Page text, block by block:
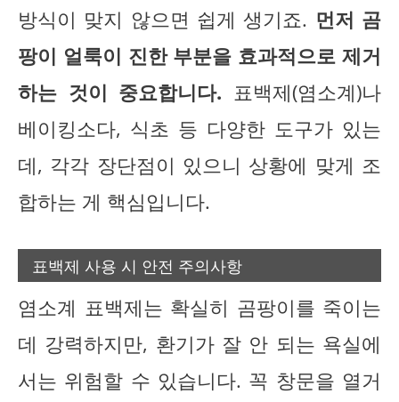
방식이 맞지 않으면 쉽게 생기죠. 먼저 곰
팡이 얼룩이 진한 부분을 효과적으로 제거
하는 것이 중요합니다. 표백제(염소계)나
베이킹소다, 식초 등 다양한 도구가 있는
데, 각각 장단점이 있으니 상황에 맞게 조
합하는 게 핵심입니다.
표백제 사용 시 안전 주의사항
염소계 표백제는 확실히 곰팡이를 죽이는
데 강력하지만, 환기가 잘 안 되는 욕실에
서는 위험할 수 있습니다. 꼭 창문을 열거